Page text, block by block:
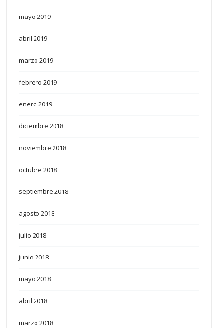
mayo 2019
abril 2019
marzo 2019
febrero 2019
enero 2019
diciembre 2018
noviembre 2018
octubre 2018
septiembre 2018
agosto 2018
julio 2018
junio 2018
mayo 2018
abril 2018
marzo 2018